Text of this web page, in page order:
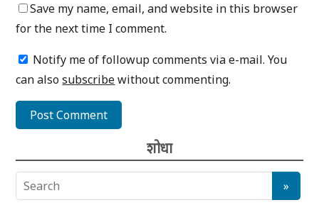
Save my name, email, and website in this browser
for the next time I comment.
Notify me of followup comments via e-mail. You
can alsosubscribewithout commenting.
शोधा